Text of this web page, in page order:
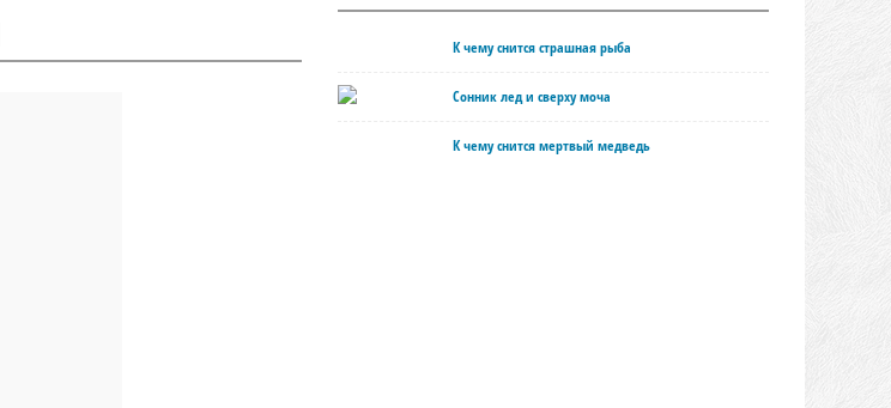
К чему снится страшная рыба
Сонник лед и сверху моча
К чему снится мертвый медведь